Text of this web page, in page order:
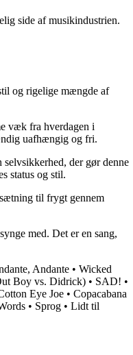
side af musikindustrien.
og rigelige mængde af
væk fra hverdagen i
uafhængig og fri.
selvsikkerhed, der gør denne
status og stil.
til frygt gennem
med. Det er en sang,
Andante • Wicked
Boy vs. Didrick) • SAD! •
Eye Joe • Copacabana
• Sprog • Lidt til